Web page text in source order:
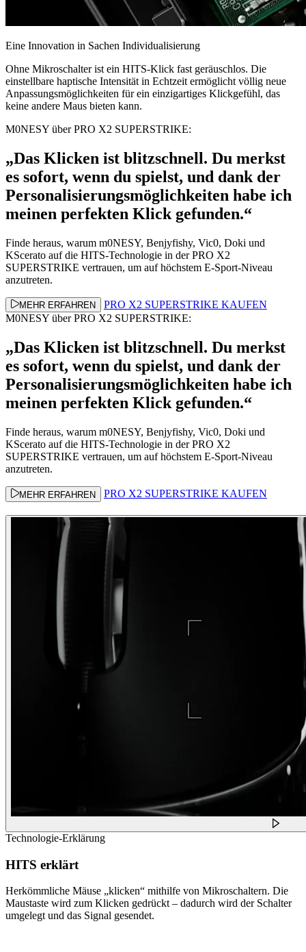
Eine Innovation in Sachen Individualisierung
Ohne Mikroschalter ist ein HITS-Klick fast geräuschlos. Die
einstellbare haptische Intensität in Echtzeit ermöglicht völlig neue
Anpassungsmöglichkeiten für ein einzigartiges Klickgefühl, das
keine andere Maus bieten kann.
M0NESY über PRO X2 SUPERSTRIKE:
„Das Klicken ist blitzschnell. Du merkst
es sofort, wenn du spielst, und dank der
Personalisierungsmöglichkeiten habe ich
meinen perfekten Klick gefunden.“
Finde heraus, warum m0NESY, Benjyfishy, Vic0, Doki und
KScerato auf die HITS-Technologie in der PRO X2
SUPERSTRIKE vertrauen, um auf höchstem E-Sport-Niveau
anzutreten.
MEHR ERFAHREN
PRO X2 SUPERSTRIKE KAUFEN
M0NESY über PRO X2 SUPERSTRIKE:
„Das Klicken ist blitzschnell. Du merkst
es sofort, wenn du spielst, und dank der
Personalisierungsmöglichkeiten habe ich
meinen perfekten Klick gefunden.“
Finde heraus, warum m0NESY, Benjyfishy, Vic0, Doki und
KScerato auf die HITS-Technologie in der PRO X2
SUPERSTRIKE vertrauen, um auf höchstem E-Sport-Niveau
anzutreten.
MEHR ERFAHREN PRO X2 SUPERSTRIKE KAUFEN
Technologie-Erklärung
HITS erklärt
Herkömmliche Mäuse „klicken“ mithilfe von Mikroschaltern. Die
Maustaste wird zum Klicken gedrückt – dadurch wird der Schalter
umgelegt und das Signal gesendet.